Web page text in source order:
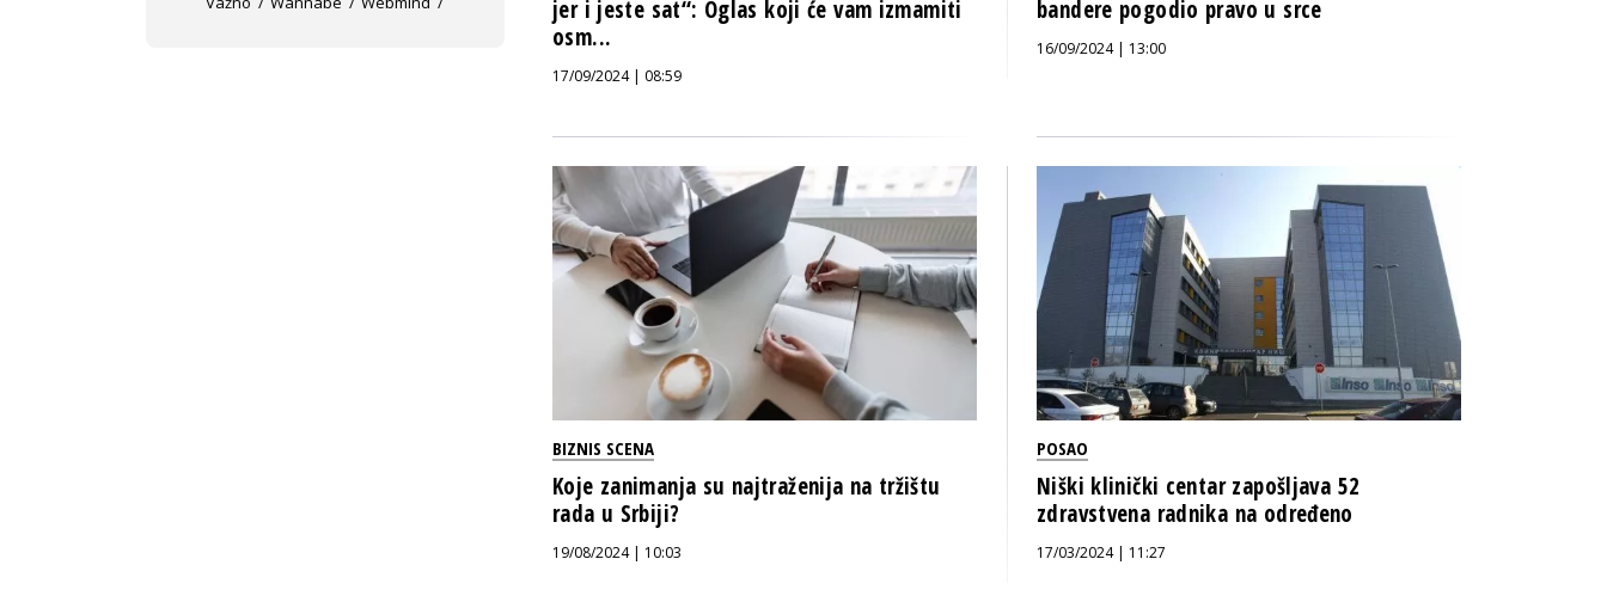
jer i jeste sat“: Oglas koji će vam izmamiti
osm...
17/09/2024 | 08:59
bandere pogodio pravo u srce
16/09/2024 | 13:00
BIZNIS SCENA
Koje zanimanja su najtraženija na tržištu
rada u Srbiji?
19/08/2024 | 10:03
POSAO
Niški klinički centar zapošljava 52
zdravstvena radnika na određeno
17/03/2024 | 11:27